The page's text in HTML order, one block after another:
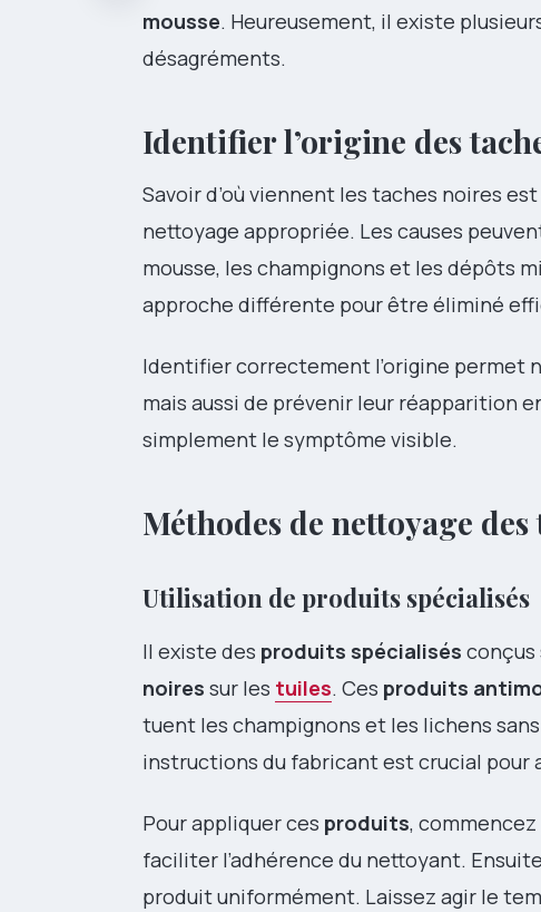
mousse. Heureusement, il existe
désagréments.
Identifier l’origine des
Savoir d’où viennent les taches noires
nettoyage appropriée. Les causes
mousse, les champignons et les dépôts
approche différente pour être éliminé
Identifier correctement l’origine permet
mais aussi de prévenir leur réapparition
simplement le symptôme visible.
Méthodes de nettoyage
Utilisation de produits spécialisés
Il existe des produits spécialisés
noires sur les tuiles. Ces produits
tuent les champignons et les lichens
instructions du fabricant est crucial pour
Pour appliquer ces produits,
faciliter l’adhérence du nettoyant.
produit uniformément. Laissez agir le